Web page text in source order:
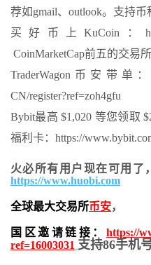
荐如gmail、outlook。支持币
买好币上KuCoin：
CoinMarketCap前五的交易
TraderWagon币安带单：
CN/register?ref=zoh4gfu
Bybit最高 $1,020 等您领取
福利卡：https://
火必所有用户现在可用了
https://www.huobi.com
全球最大交易所币安，
国区邀请链接： https://
ref=16003031 支持86手机